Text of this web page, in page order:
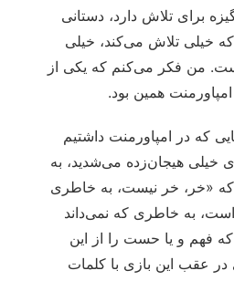
برای تلاش دارد، دستانی
خیلی تلاش می‌کند، خیلی
من فکر می‌کنم که یکی از
همین بود.
که در امپاورمنت داشتیم
خیلی هیجان‌زده می‌شدید، به
«خر، خر نیست، به خاطری
به خاطری که نمی‌داند
فهم و یا حست را از این
عقب این بازی با کلمات